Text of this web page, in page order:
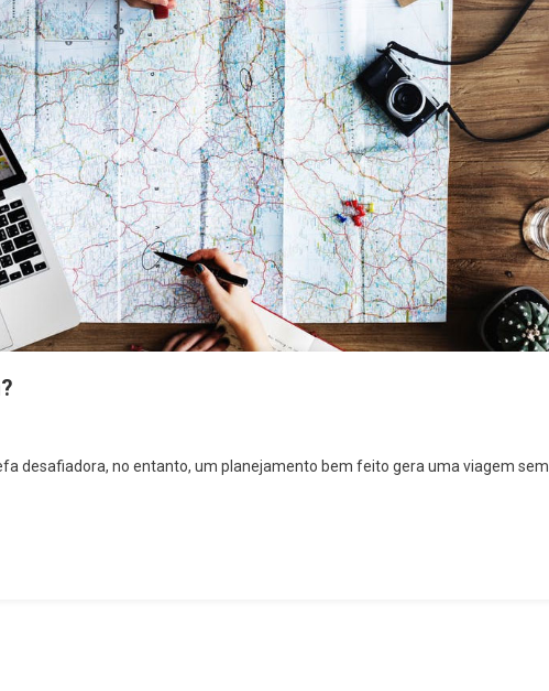
desafiadora, no entanto, um planejamento bem feito gera uma viagem sem